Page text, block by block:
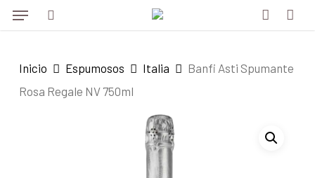
Skip
content
Menu
Inicio Espumosos Italia
Banfi Asti Spumante
Rosa Regale NV 750ml
Menu